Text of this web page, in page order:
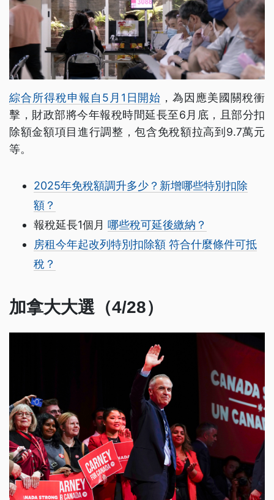
綜合所得稅申報自5月1日開始 ，為因應美國關稅衝
擊，財政部將今年報稅時間延長至6月底，且部分扣
除額金額項目進行調整，包含免稅額拉高到9.7萬元
等。
2025年免稅額調升多少？新增哪些特別扣除
額？
報稅延長1個月 哪些稅可延後繳納？
房租今年起改列特別扣除額 符合什麼條件可抵
稅？
加拿大大選（4/28）